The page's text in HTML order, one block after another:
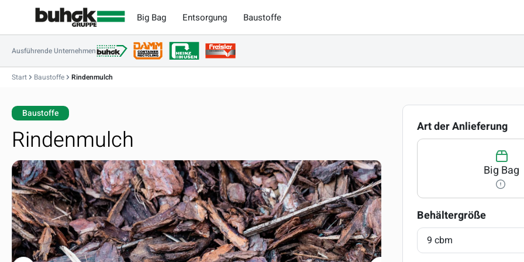
Hauptinhalt springen
Zur Suche springen
Zur Hauptnavigation springen
Big Bag Entsorgung Baustoffe
Ausführende Unternehmen
Start Baustoffe Rindenmulch
Baustoffe
Rindenmulch
Bildergalerie überspringen
Art der Anlieferung
Big Bag
Behältergröße